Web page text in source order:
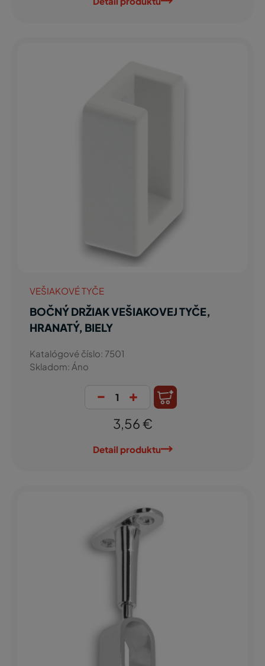
VEŠIAKOVÉ TYČE
BOČNÝ DRŽIAK VEŠIAKOVEJ TYČE,
HRANATÝ, BIELY
Katalógové číslo: 7501
Skladom: Áno
- +
3,56 €
Detail produktu